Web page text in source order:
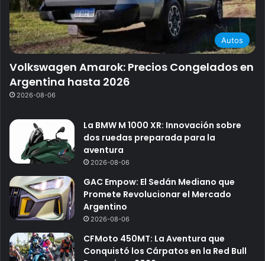
Autos
Volkswagen Amarok: Precios Congelados en
Argentina hasta 2026
2026-08-06
La BMW M 1000 XR: Innovación sobre
dos ruedas preparada para la
aventura
2026-08-06
GAC Empow: El Sedán Mediano que
Promete Revolucionar el Mercado
Argentino
2026-08-06
CFMoto 450MT: La Aventura que
Conquistó los Cárpatos en la Red Bull